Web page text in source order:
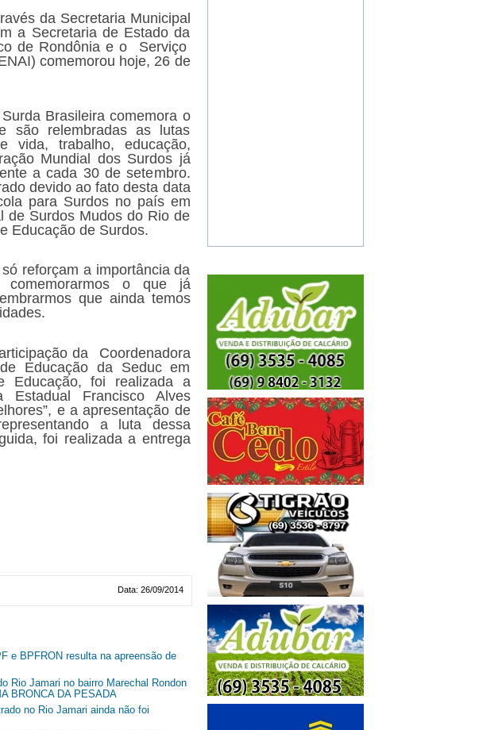
da Secretaria Municipal
a Secretaria de Estado da
de Rondônia e o Serviço
comemorou hoje, 26 de
Brasileira comemora o
são relembradas as lutas
vida, trabalho, educação,
Mundial dos Surdos já
a cada 30 de setembro.
devido ao fato desta data
para Surdos no país em
de Surdos Mudos do Rio de
Educação de Surdos.
reforçam a importância da
o que já
que ainda temos
da Coordenadora
Educação da Seduc em
Educação, foi realizada a
Estadual Francisco Alves
e a apresentação de
a luta dessa
foi realizada a entrega
Data: 26/09/2014
e BPFRON resulta na apreensão de
Rio Jamari no bairro Marechal Rondon
BRONCA DA PESADA
no Rio Jamari ainda não foi